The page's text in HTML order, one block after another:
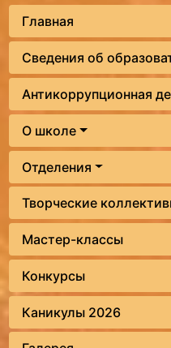
Главная
Сведения об
Антикоррупционная
О школе
Отделения
Творческие
Мастер-классы
Конкурсы
Каникулы 2026